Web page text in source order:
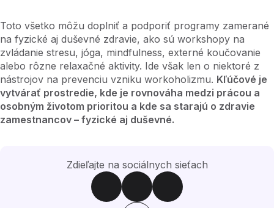
Toto všetko môžu doplniť a podporiť programy zamerané
na fyzické aj duševné zdravie, ako sú workshopy na
zvládanie stresu, jóga, mindfulness, externé koučovanie
alebo rôzne relaxačné aktivity. Ide však len o niektoré z
nástrojov na prevenciu vzniku workoholizmu. Kľúčové je
vytvárať prostredie, kde je rovnováha medzi prácou a
osobným životom prioritou a kde sa starajú o zdravie
zamestnancov – fyzické aj duševné.
Zdieľajte na sociálnych sieťach